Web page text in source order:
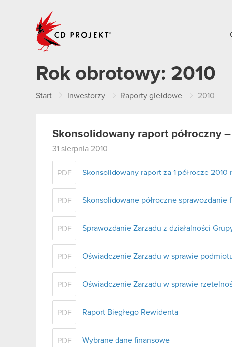
Rok obrotowy: 2010
Start Inwestorzy Raporty giełdowe 2010
Skonsolidowany raport półroczny
31 sierpnia 2010
PDF Skonsolidowany raport za 1 półrocze 2010 r.
PDF Skonsolidowane półroczne sprawozdanie
PDF Sprawozdanie Zarządu z działalności
PDF Oświadczenie Zarządu w sprawie
PDF Oświadczenie Zarządu w sprawie
PDF Raport Biegłego Rewidenta
PDF Wybrane dane finansowe